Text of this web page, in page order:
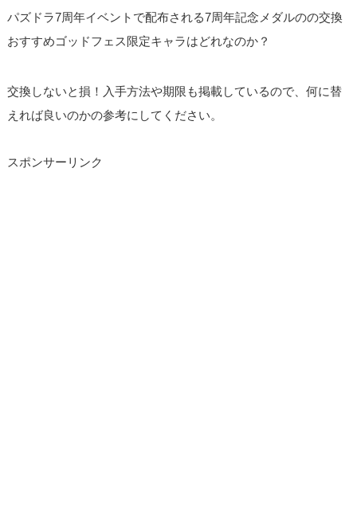
パズドラ7周年イベントで配布される7周年記念メダルのの交換
おすすめゴッドフェス限定キャラはどれなのか？
交換しないと損！入手方法や期限も掲載しているので、何に替
えれば良いのかの参考にしてください。
スポンサーリンク